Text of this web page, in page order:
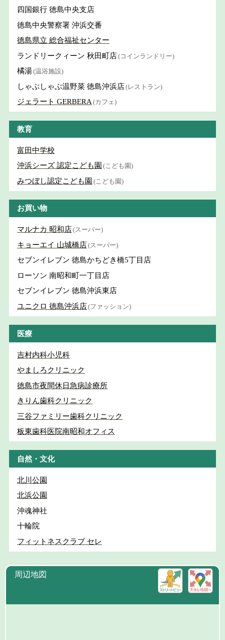
四国銀行 徳島中央支店
徳島中央警察署 沖浜交番
徳島県立 総合福祉センター
ランドリークィーン 秋田町店(コインランドリー)
橘湯(温浴施設)
しゃぶしゃぶ温野菜 徳島沖浜店(レストラン)
ジェラート GERBERA(カフェ)
教育
富田中学校
沖浜シーズ 認定こども園 (こども園)
みつぼし認定こども園 (こども園)
お買い物
マルナカ 昭和店(スーパー)
キョーエイ 山城橋店(スーパー)
セブンイレブン 徳島かちどき橋5丁目店
ローソン 南昭和町一丁目店
セブンイレブン 徳島沖浜東店
ユニクロ 徳島沖浜店(ファッション)
医療
吉村内科小児科
やましろクリニック
徳島市夜間休日急病診療所
きりん歯科クリニック
三谷ファミリー歯科クリニック
板東歯科医院南昭和オフィス
自然・文化
北川公園
北浜公園
沖魂神社
十輪院
フィットネスクラブ セレ
周辺地図